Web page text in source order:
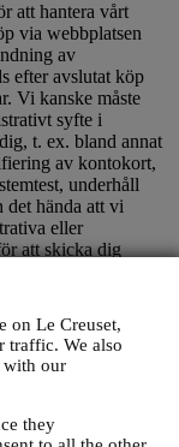
on Le Creuset,
traffic. We also
with our
they
att hantera vårt
via webbplatsen
av
efter avslutat köp
Vi kanske måste
syfte i
t. ex. bland annat
av kontokort,
underhåll
det hända att vi
eller
att skicka dig
du skickar via vår
bearbetning
handelstjänster.
genom att
ett konto på